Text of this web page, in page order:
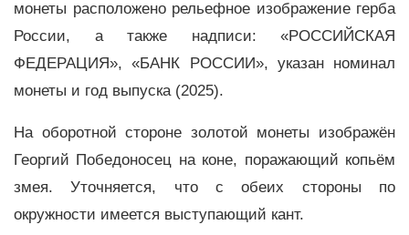
монеты расположено рельефное изображение герба
России, а также надписи: «РОССИЙСКАЯ
ФЕДЕРАЦИЯ», «БАНК РОССИИ», указан номинал
монеты и год выпуска (2025).
На оборотной стороне золотой монеты изображён
Георгий Победоносец на коне, поражающий копьём
змея. Уточняется, что с обеих стороны по
окружности имеется выступающий кант.